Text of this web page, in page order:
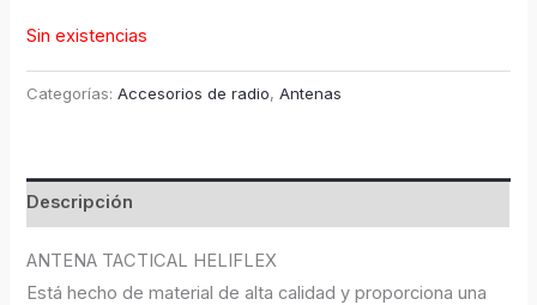
Sin existencias
Categorías:Accesorios de radio,Antenas
Descripción
ANTENA TACTICAL HELIFLEX
Está hecho de material de alta calidad y proporciona una